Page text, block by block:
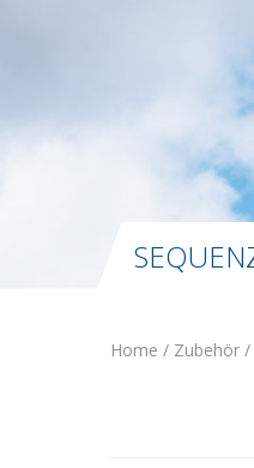
Home / Zubehör /